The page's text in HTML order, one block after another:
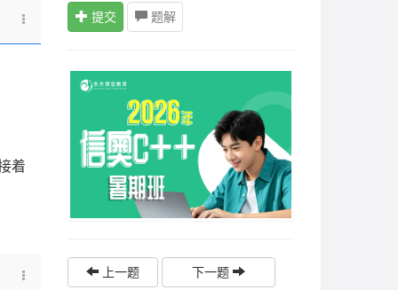
着
提交 题解
上一题 下一题